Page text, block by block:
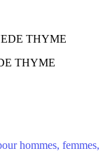
THYME